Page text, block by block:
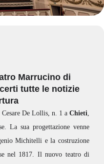
Marrucino di
tutte le notizie
De Lollis, n. 1 aChieti,
La sua progettazione venne
Michitelli e la costruzione
nel 1817. Il nuovo teatro di